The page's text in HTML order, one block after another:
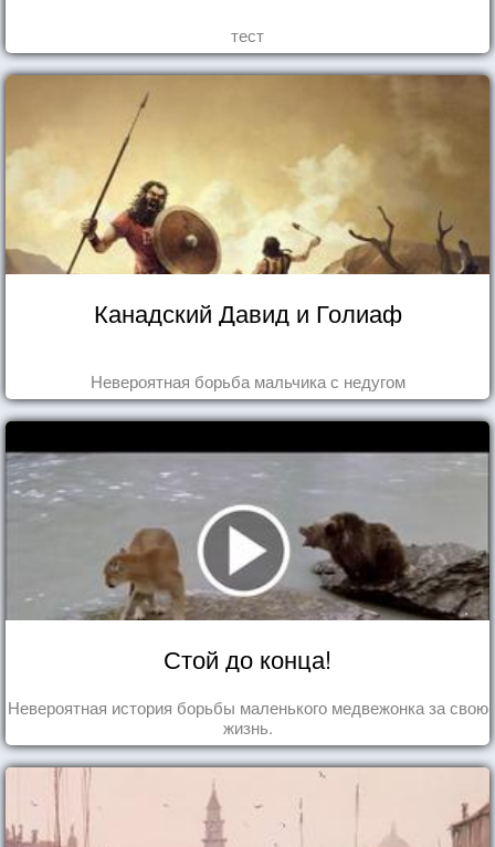
тест
Канадский Давид и Голиаф
Невероятная борьба мальчика с недугом
Стой до конца!
Невероятная история борьбы маленького медвежонка за свою
жизнь.